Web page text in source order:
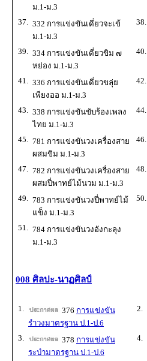
ม.1-ม.3
37. 332 การแข่งขันเดี่ยวจะเข้
ม.1-ม.3
38.
39. 334 การแข่งขันเดี่ยวขิม ๗
หย่อง ม.1-ม.3
40.
41. 336 การแข่งขันเดี่ยวขลุ่ย
เพียงออ ม.1-ม.3
42.
43. 338 การแข่งขันขับร้องเพลง
ไทย ม.1-ม.3
44.
45. 781 การแข่งขันวงเครื่องสาย
ผสมขิม ม.1-ม.3
46.
47. 782 การแข่งขันวงเครื่องสาย
ผสมปี่พาทย์ไม้นวม ม.1-ม.3
48.
49. 783 การแข่งขันวงปี่พาทย์ไม้
แข็ง ม.1-ม.3
50.
51. 784 การแข่งขันวงอังกะลุง
ม.1-ม.3
008 ศิลปะ-นาฏศิลป์
1. 376 การแข่งขัน
รำวงมาตรฐาน ป.1-ป.6
2.
3.
378 การแข่งขัน
ระบำมาตรฐาน ป.1-ป.6
4.